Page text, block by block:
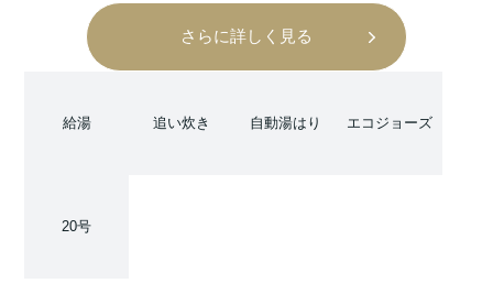
さらに詳しく見る
給湯 追い炊き 自動湯はり エコジョーズ
20号